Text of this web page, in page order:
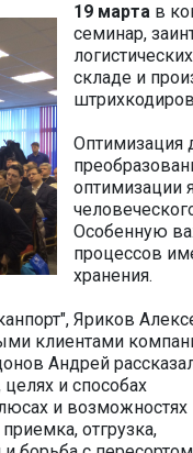
19 марта в
семинар,
складе и
Оптимизация
оптимизации
Особенную
процессов
хранения.
Яриков
клиентами
Андрей
и способах
и возможностях
отгрузка,